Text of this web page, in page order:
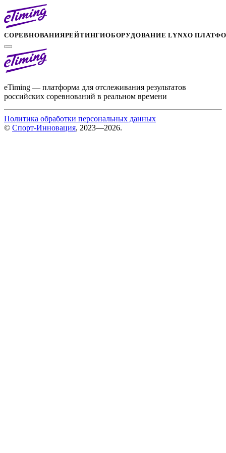
СОРЕВНОВАНИЯРЕЙТИНГИОБОРУДОВАНИЕ LYNXО
eTiming — платформа для отслеживания результатов
российских соревнований в реальном времени
Политика обработки персональных данных
© Спорт-Инновация, 2023—2026.